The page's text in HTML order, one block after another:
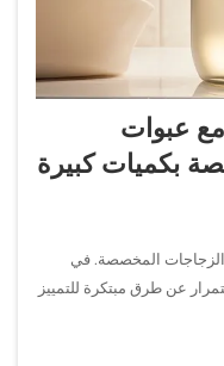
مع عبوات
بكميات كبيرة
الزجاجات المخصصة. في
عن طرق مبتكرة للتمييز
أوامر عبوات الميسون
كبيرة...